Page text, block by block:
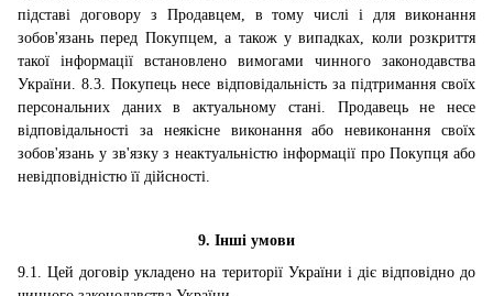
підставі договору з Продавцем, в тому числі і для виконання
зобов'язань перед Покупцем, а також у випадках, коли розкриття
такої інформації встановлено вимогами чинного законодавства
України. 8.3. Покупець несе відповідальність за підтримання своїх
персональних даних в актуальному стані. Продавець не несе
відповідальності за неякісне виконання або невиконання своїх
зобов'язань у зв'язку з неактуальністю інформації про Покупця або
невідповідністю її дійсності.
9. Інші умови
9.1. Цей договір укладено на території України і діє відповідно до